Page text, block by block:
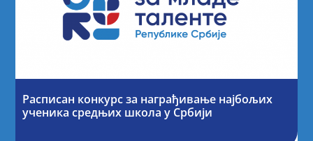
Расписан конкурс за награђивање најбољих
ученика средњих школа у Србији